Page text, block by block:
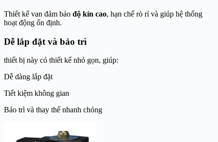
Thiết kế van đảm bảo độ kín cao, hạn chế rò rỉ và giúp hệ thống
hoạt động ổn định.
Dễ lắp đặt và bảo trì
thiết bị này có thiết kế nhỏ gọn, giúp:
Dễ dàng lắp đặt
Tiết kiệm không gian
Bảo trì và thay thế nhanh chóng